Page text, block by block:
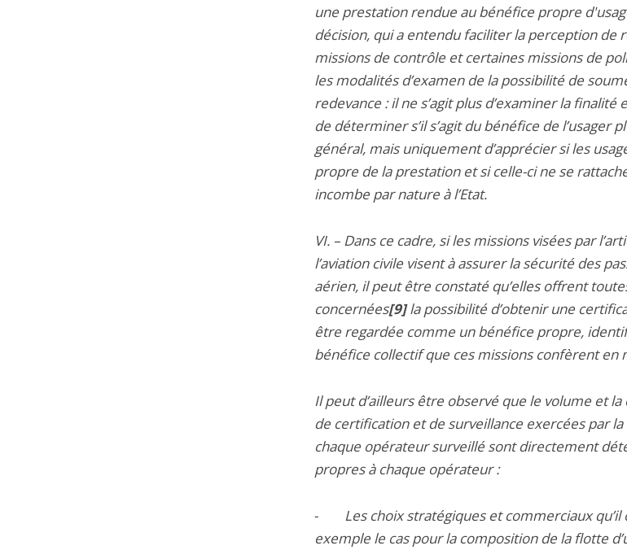
une prestation rendue au bénéfice propre
décision, qui a entendu faciliter la perception de
missions de contrôle et certaines missions de
les modalités d’examen de la possibilité de
redevance : il ne s’agit plus d’examiner la finalité
de déterminer s’il s’agit du bénéfice de l’usager
général, mais uniquement d’apprécier si les
propre de la prestation et si celle-ci ne se
incombe par nature à l’Etat.
VI. – Dans ce cadre, si les missions visées par
l’aviation civile visent à assurer la sécurité des
aérien, il peut être constaté qu’elles offrent
concernées[9]la possibilité d’obtenir une
être regardée comme un bénéfice propre,
bénéfice collectif que ces missions confèrent en
Il peut d’ailleurs être observé que le volume et
de certification et de surveillance exercées par la
chaque opérateur surveillé sont directement
propres à chaque opérateur :
- Les choix stratégiques et commerciaux qu’il
exemple le cas pour la composition de la flotte